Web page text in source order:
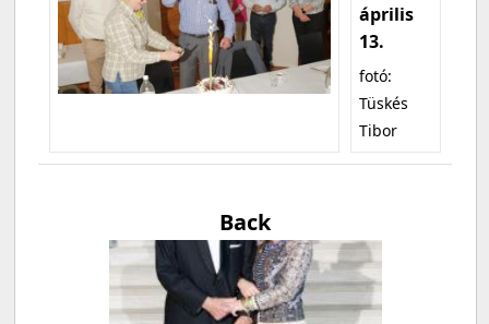
április
13.
fotó:
Tüskés
Tibor
Back